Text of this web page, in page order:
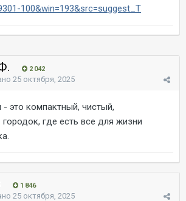
100&win=193&src=suggest_T
2 042
25 октября, 2025
это компактный, чистый,
где есть все для жизни
1 846
25 октября, 2025